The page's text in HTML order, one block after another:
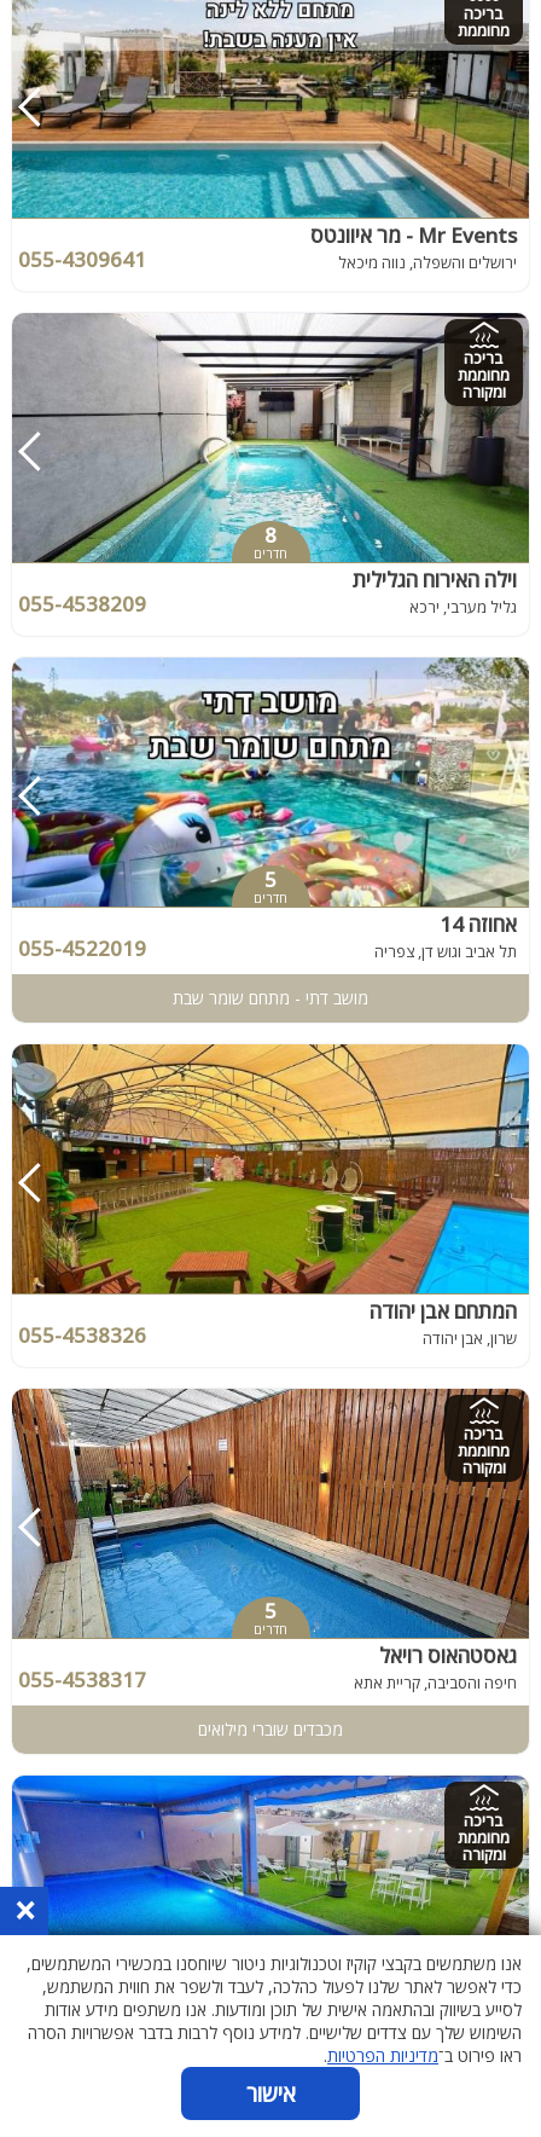
בריכה
מחוממת
Mr Events - מר איוונטס
ירושלים והשפלה, נווה מיכאל 055-4309641
בריכה
מחוממת
ומקורה
8
חדרים
וילה האירוח הגלילית
גליל מערבי, ירכא 055-4538209
5
חדרים
אחוזה 14
תל אביב וגוש דן, צפריה 055-4522019
מושב דתי - מתחם שומר שבת
המתחם אבן יהודה
שרון, אבן יהודה 055-4538326
בריכה
מחוממת
ומקורה
5
חדרים
גאסטהאוס רויאל
חיפה והסביבה, קריית אתא 055-4538317
מכבדים שוברי מילואים
בריכה
מחוממת
ומקורה
11
חדרים
אחוזת הר טוב
ירושלים והשפלה, בית שמש
קיים ממד בתוך הוילה
×
אנו משתמשים בקבצי קוקיז וטכנולוגיות ניטור שיוחסנו במכשירי המשתמשים,
כדי לאפשר לאתר שלנו לפעול כהלכה, לעבד ולשפר את חווית המשתמש,
לסייע בשיווק ובהתאמה אישית של תוכן ומודעות. אנו משתפים מידע אודות
השימוש שלך עם צדדים שלישיים. למידע נוסף לרבות בדבר אפשרויות הסרה
ראו פירוט ב־מדיניות הפרטיות.
אישור